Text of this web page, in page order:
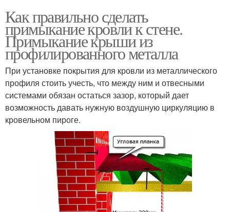
Как правильно сделать
примыкание кровли к стене.
Примыкание крыши из
профилированного металла
При установке покрытия для кровли из металлического
профиля стоить учесть, что между ним и отвесными
системами обязан остаться зазор, который дает
возможность давать нужную воздушную циркуляцию в
кровельном пироге.